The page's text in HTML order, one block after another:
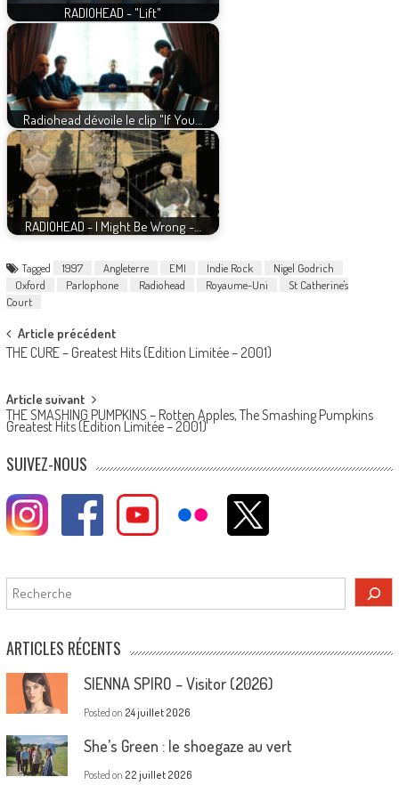
RADIOHEAD - "Lift"
Radiohead dévoile le clip "If You…
RADIOHEAD - I Might Be Wrong -…
Tagged 1997 Angleterre EMI Indie Rock
Nigel Godrich
Oxford
Parlophone Radiohead Royaume-Uni
St Catherine's
Court
Post
navigation
Article précédent
THE CURE – Greatest Hits (Edition Limitée – 2001)
Article suivant
THE SMASHING PUMPKINS – Rotten Apples, The Smashing Pumpkins
Greatest Hits (Edition Limitée – 2001)
SUIVEZ-NOUS
Rechercher
ARTICLES RÉCENTS
SIENNA SPIRO – Visitor (2026)
Posted on 24 juillet 2026
She’s Green : le shoegaze au vert
Posted on 22 juillet 2026